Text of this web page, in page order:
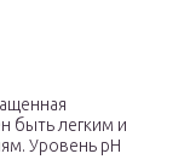
быть легким и
Уровень рН